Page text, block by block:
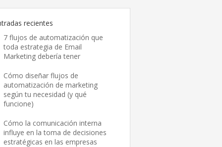
recientes
7 flujos de automatización que
toda estrategia de Email
Marketing debería tener
Cómo diseñar flujos de
automatización de marketing
según tu necesidad (y qué
funcione)
Cómo la comunicación interna
influye en la toma de decisiones
estratégicas en las empresas